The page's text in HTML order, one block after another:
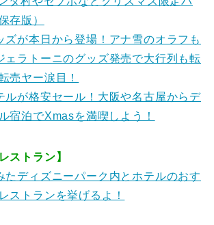
存版）
ズが本日から登場！アナ雪のオラフも
ェラトーニのグッズ発売で大行列も転
売ヤー涙目！
ルが格安セール！大阪や名古屋からデ
宿泊でXmasを満喫しよう！
ストラン】
たディズニーパーク内とホテルのおす
ストランを挙げるよ！